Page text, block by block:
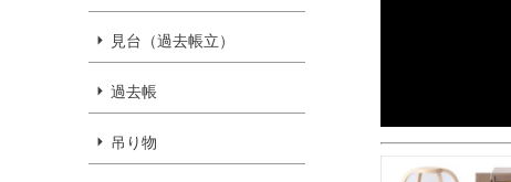
見台（過去帳立）
過去帳
吊り物